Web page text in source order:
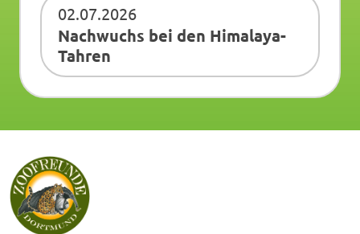
02.07.2026
Nachwuchs bei den Himalaya-
Tahren